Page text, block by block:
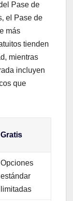
Pase de
el Pase de
más
tienden
mientras
incluyen
que
Gratis
Opciones
estándar
limitadas